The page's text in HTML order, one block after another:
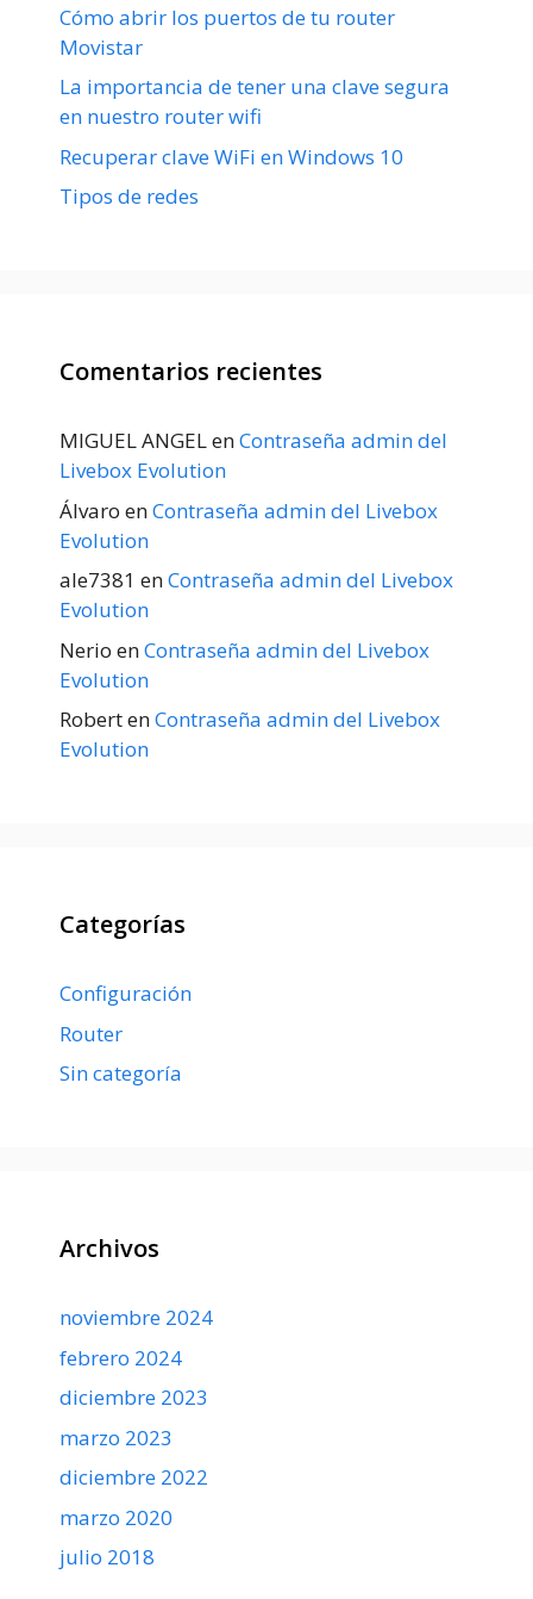
Cómo abrir los puertos de tu router
Movistar
La importancia de tener una clave segura
en nuestro router wifi
Recuperar clave WiFi en Windows 10
Tipos de redes
Comentarios recientes
MIGUEL ANGELenContraseña admin del
Livebox Evolution
Álvaro enContraseña admin del Livebox
Evolution
ale7381 enContraseña admin del Livebox
Evolution
Nerio enContraseña admin del Livebox
Evolution
RobertenContraseña admin del Livebox
Evolution
Categorías
Configuración
Router
Sin categoría
Archivos
noviembre 2024
febrero 2024
diciembre 2023
marzo 2023
diciembre 2022
marzo 2020
julio 2018